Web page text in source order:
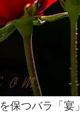
保つバラ「宴」